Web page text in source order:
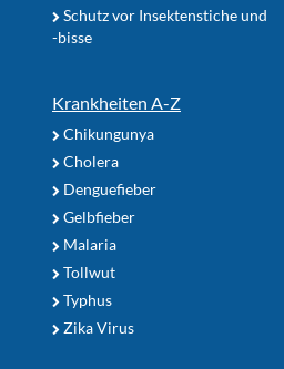
Schutz vor Insektenstiche und
-bisse
Krankheiten A-Z
Chikungunya
Cholera
Denguefieber
Gelbfieber
Malaria
Tollwut
Typhus
Zika Virus